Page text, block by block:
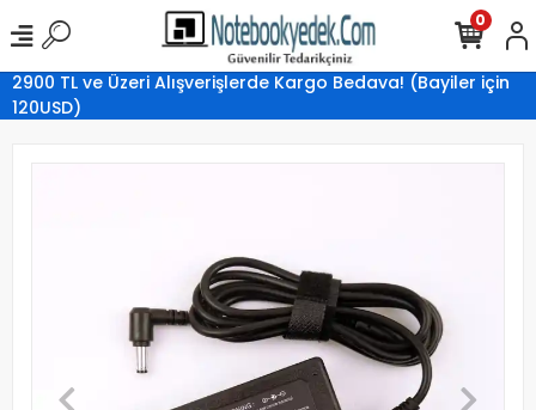
2900 TL ve Üzeri Alışverişlerde Kargo Bedava! (Bayiler için
120USD)
0